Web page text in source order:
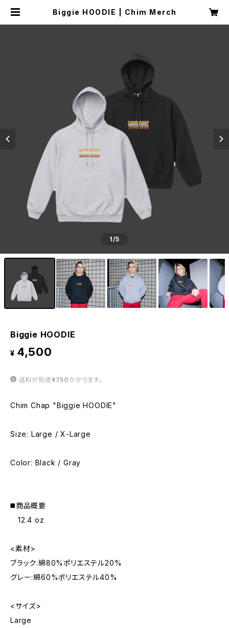
Biggie HOODIE | Chim Merch
1/5
Biggie HOODIE
¥ 4,500
送料が別途 ¥750 かかります。
Chim Chap "Biggie HOODIE"
Size: Large / X-Large
Color: Black / Gray
◼️商品概要
12.4 oz
<素材>
ブラック:綿80%ポリエステル20%
グレー:綿60%ポリエステル40%
<サイズ>
Large